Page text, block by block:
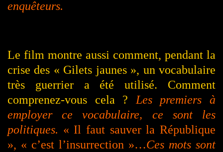
enquêteurs.
Le film montre aussi comment, pendant la
crise des « Gilets jaunes », un vocabulaire
très guerrier a été utilisé. Comment
comprenez-vous cela ?
Les premiers à
employer ce vocabulaire, ce sont les
politiques. « Il faut sauver la République
», « c’est l’insurrection »…Ces mots sont